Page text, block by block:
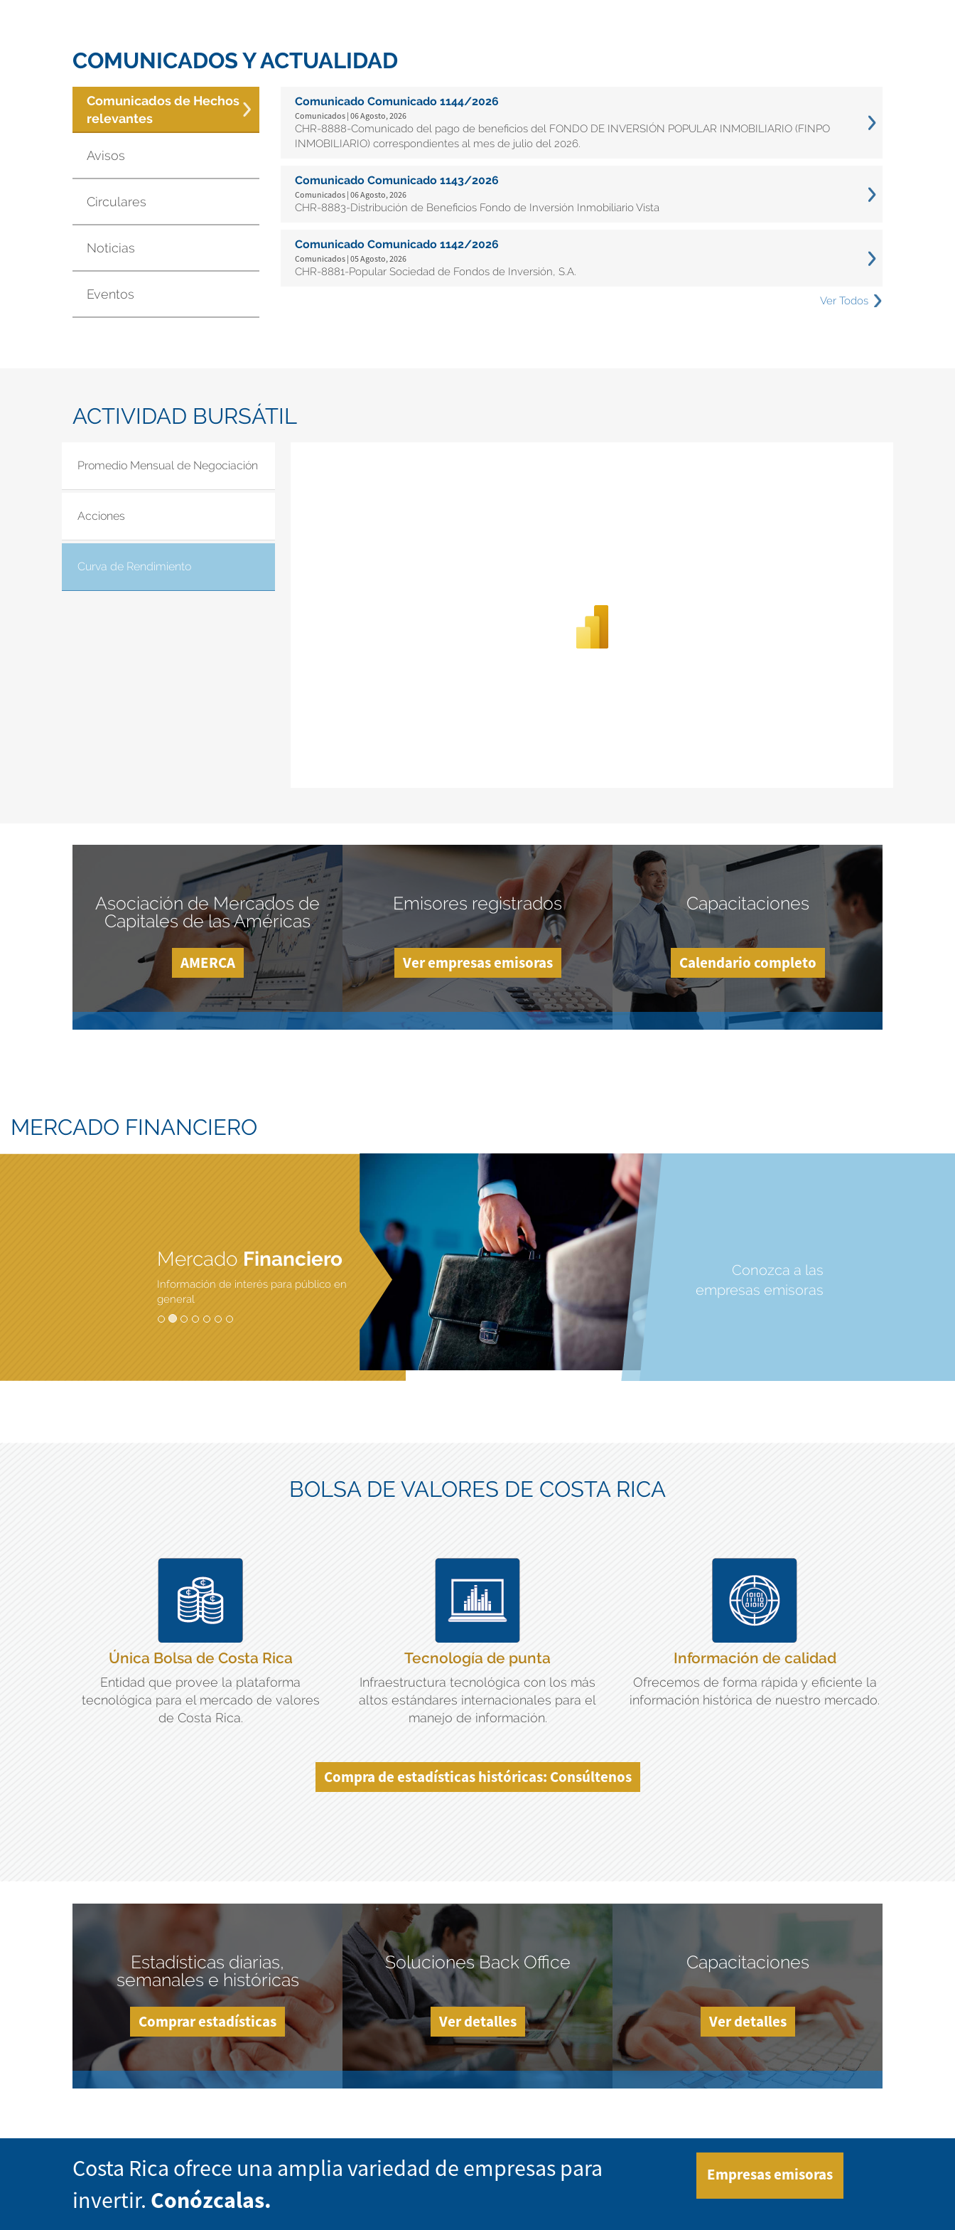
COMUNICADOS Y ACTUALIDAD
Comunicados de Hechos
relevantes
Avisos
Circulares
Noticias
Eventos
Comunicado Comunicado 1144/2026
Comunicados | 06 Agosto, 2026
CHR-8888-Comunicado del pago de beneficios del FONDO DE INVERSIÓN POPULAR INMOBILIARIO (FINPO
INMOBILIARIO) correspondientes al mes de julio del 2026.
Comunicado Comunicado 1143/2026
Comunicados | 06 Agosto, 2026
CHR-8883-Distribución de Beneficios Fondo de Inversión Inmobiliario Vista
Comunicado Comunicado 1142/2026
Comunicados | 05 Agosto, 2026
CHR-8881-Popular Sociedad de Fondos de Inversión, S.A.
Ver Todos
ACTIVIDAD BURSÁTIL
Promedio Mensual de Negociación
Acciones
Curva de Rendimiento
Asociación de Mercados de
Capitales de las Américas
AMERCA
Emisores registrados
Ver empresas emisoras
Capacitaciones
Calendario completo
MERCADO FINANCIERO
Mercado Financiero
Información de interés para público en
general
Conozca a las
empresas emisoras
BOLSA DE VALORES DE COSTA RICA
Única Bolsa de Costa Rica
Entidad que provee la plataforma
tecnológica para el mercado de valores
de Costa Rica.
Tecnología de punta
Infraestructura tecnológica con los más
altos estándares internacionales para el
manejo de información.
Información de calidad
Ofrecemos de forma rápida y eficiente la
información histórica de nuestro mercado.
Compra de estadísticas históricas: Consúltenos
Estadísticas diarias,
semanales e históricas
Comprar estadísticas
Soluciones Back Office
Ver detalles
Capacitaciones
Ver detalles
Costa Rica ofrece una amplia variedad de empresas para
invertir. Conózcalas.
Empresas emisoras